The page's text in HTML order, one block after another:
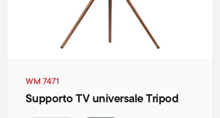
WM 7471
Supporto TV universale Tripod